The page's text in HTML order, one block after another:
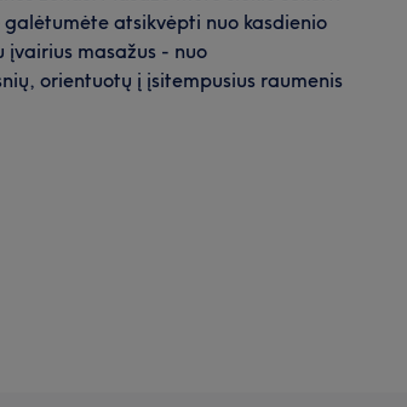
atsikvėpti nuo kasdienio
masažus - nuo
orientuotų į įsitempusius raumenis